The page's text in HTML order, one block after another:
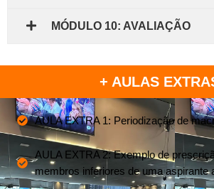
MÓDULO 10: AVALIAÇÃO
+ AULAS
AULA EXTRA 1: Periodização de
AULA EXTRA 2: Exemplo de
membros inferiores de uma aspirante